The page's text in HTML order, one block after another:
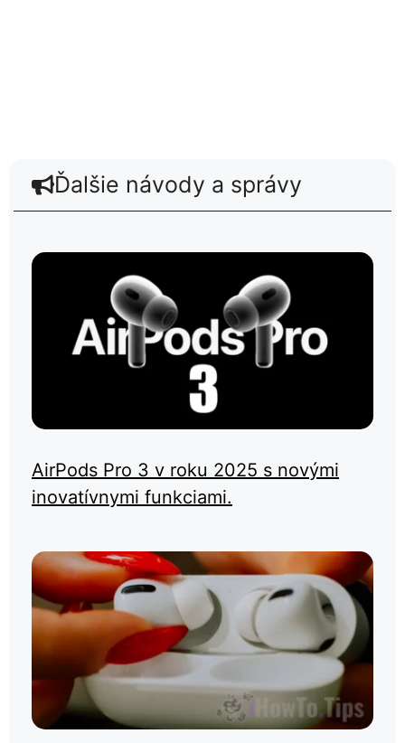
Ďalšie návody a správy
AirPods Pro 3 v roku 2025 s novými
inovatívnymi funkciami.